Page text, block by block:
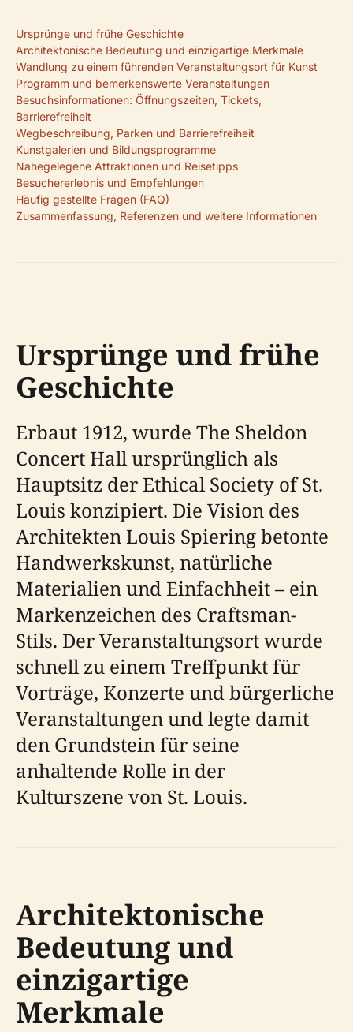
Ursprünge und frühe Geschichte
Architektonische Bedeutung und einzigartige Merkmale
Wandlung zu einem führenden Veranstaltungsort für Kunst
Programm und bemerkenswerte Veranstaltungen
Besuchsinformationen: Öffnungszeiten, Tickets,
Barrierefreiheit
Wegbeschreibung, Parken und Barrierefreiheit
Kunstgalerien und Bildungsprogramme
Nahegelegene Attraktionen und Reisetipps
Besuchererlebnis und Empfehlungen
Häufig gestellte Fragen (FAQ)
Zusammenfassung, Referenzen und weitere Informationen
Ursprünge und frühe
Geschichte
Erbaut 1912, wurde The Sheldon
Concert Hall ursprünglich als
Hauptsitz der Ethical Society of St.
Louis konzipiert. Die Vision des
Architekten Louis Spiering betonte
Handwerkskunst, natürliche
Materialien und Einfachheit – ein
Markenzeichen des Craftsman-
Stils. Der Veranstaltungsort wurde
schnell zu einem Treffpunkt für
Vorträge, Konzerte und bürgerliche
Veranstaltungen und legte damit
den Grundstein für seine
anhaltende Rolle in der
Kulturszene von St. Louis.
Architektonische
Bedeutung und
einzigartige
Merkmale